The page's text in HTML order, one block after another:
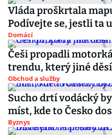
Vláda proškrtala
Podívejte se, jestli ta
Domácí
Češi propadli
trendu, který jiné děsí
Obchod a služby
Sucho drtí vodácký
míst, kde to Česko
Byznys